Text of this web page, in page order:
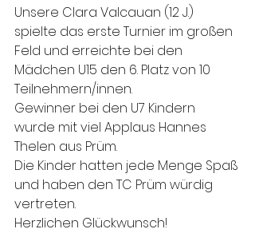
Unsere Clara Valcauan (12 J.)
spielte das erste Turnier im großen
Feld und erreichte bei den
Mädchen U15 den 6. Platz von 10
Teilnehmern/innen.
Gewinner bei den U7 Kindern
wurde mit viel Applaus Hannes
Thelen aus Prüm.
Die Kinder hatten jede Menge Spaß
und haben den TC Prüm würdig
vertreten.
Herzlichen Glückwunsch!